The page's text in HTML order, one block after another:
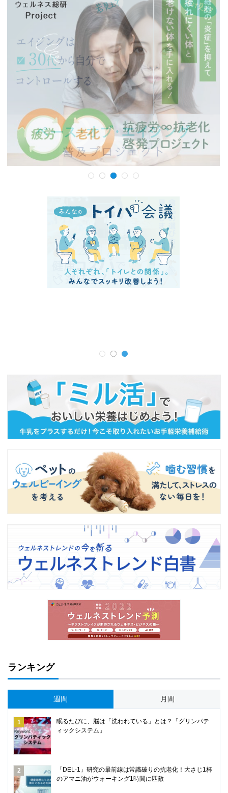
ランキング
週間 月間
眠るたびに、脳は「洗われている」とは？「グリンパテ
ィックシステム」
「DEL-1」研究の最前線は常識破りの抗老化！大さじ1杯
のアマニ油がウォーキング1時間に匹敵